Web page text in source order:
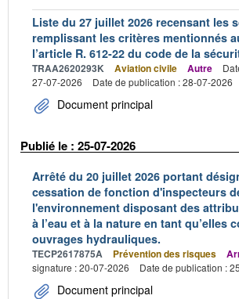
Liste du 27 juillet 2026 recensant les
remplissant les critères mentionnés
l’article R. 612-22 du code de la
TRAA2620293K Aviation civile Autre
27-07-2026
Date de publication : 28-07-2026
Document principal
Publié le : 25-07-2026
Arrêté du 20 juillet 2026 portant
cessation de fonction d'inspecteurs
l'environnement disposant des
à l’eau et à la nature en tant qu’elles
ouvrages hydrauliques.
TECP2617875A Prévention des risques
signature : 20-07-2026
Date de publication :
Document principal